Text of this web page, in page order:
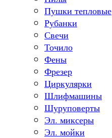
Пушки тепловые
Рубанки
Свечи
Точило
Фены
Фрезер
Циркулярки
Шлифмашины
Шуруповерты
Эл. миксеры
Эл. мойки